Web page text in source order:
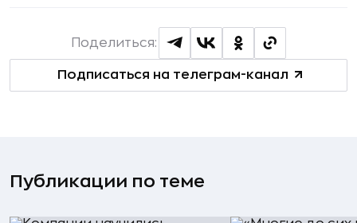
Подписаться на телеграм-канал
Поделиться:
Публикации по теме